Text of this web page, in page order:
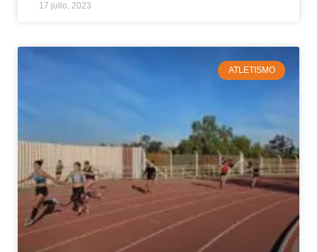
17 julio, 2023
ATLETISMO